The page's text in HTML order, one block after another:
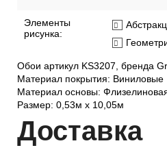
Элементы
рисунка:
Обои артикул KS3207, бренда
Материал покрытия: Виниловые
Материал основы:
Размер: 0,53м x 10,05м
Доставка